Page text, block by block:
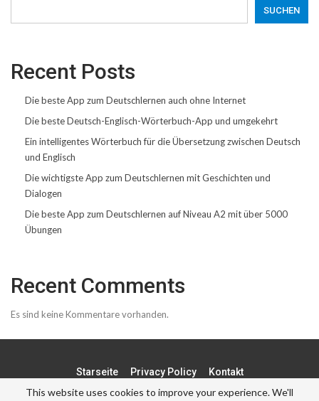
SUCHEN
Recent Posts
Die beste App zum Deutschlernen auch ohne Internet
Die beste Deutsch-Englisch-Wörterbuch-App und umgekehrt
Ein intelligentes Wörterbuch für die Übersetzung zwischen Deutsch
und Englisch
Die wichtigste App zum Deutschlernen mit Geschichten und
Dialogen
Die beste App zum Deutschlernen auf Niveau A2 mit über 5000
Übungen
Recent Comments
Es sind keine Kommentare vorhanden.
Starseite Privacy Policy Kontakt
This website uses cookies to improve your experience. We'll